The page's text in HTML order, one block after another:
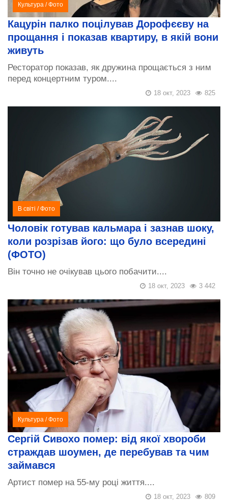
Культура /Фото
Кацурін палко поцілував Дорофєєву на
прощання і показав квартиру, в якій вони
живуть
Ресторатор показав, як дружина прощається з ним
перед концертним туром....
825
18 окт, 2023
В світі /Фото
Чоловік готував кальмара і зазнав шоку,
коли розрізав його: що було всередині
(ФОТО)
Він точно не очікував цього побачити....
3 442
18 окт, 2023
Культура /Фото
Сергій Сивохо помер: від якої хвороби
страждав шоумен, де перебував та чим
займався
Артист помер на 55-му році життя....
809
18 окт, 2023